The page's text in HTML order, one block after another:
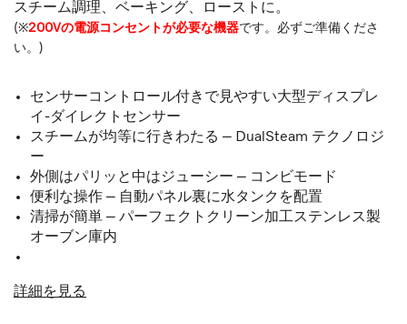
スチーム調理、ベーキング、ローストに。
(※200Vの電源コンセントが必要な機器です。必ずご準備くださ
い。)
センサーコントロール付きで見やすい大型ディスプレ
イ-ダイレクトセンサー
スチームが均等に行きわたる – DualSteam テクノロジ
ー
外側はパリッと中はジューシー – コンビモード
便利な操作 – 自動パネル裏に水タンクを配置
清掃が簡単 – パーフェクトクリーン加工ステンレス製
オーブン庫内
詳細を見る